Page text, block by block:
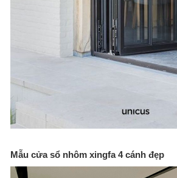
Mẫu cửa sổ nhôm xingfa 4 cánh đẹp